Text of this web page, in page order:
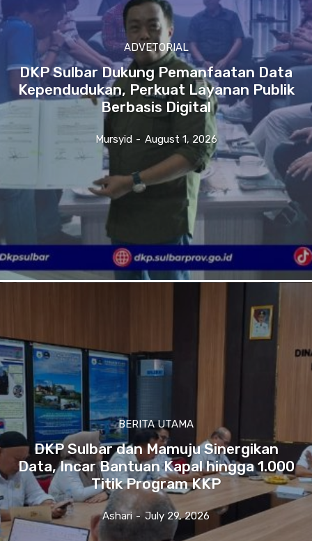
ADVETORIAL
DKP Sulbar Dukung Pemanfaatan Data
Kependudukan, Perkuat Layanan Publik
Berbasis Digital
Mursyid - August 1, 2026
BERITA UTAMA
DKP Sulbar dan Mamuju Sinergikan
Data, Incar Bantuan Kapal hingga 1.000
Titik Program KKP
Ashari - July 29, 2026